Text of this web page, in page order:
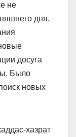
не
дня.
досуга
Было
новых
хазрат